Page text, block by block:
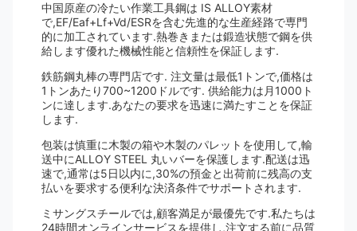
中国原産の冷たい作業工具鋼は IS ALLOY素材
で,EF/Eaf+Lf+Vd/ESRを含む先進的な生産経路で専門
的に加工されています.熱巻きまたは鍛造状態で鋼を供
給します優れた機械性能と信頼性を保証します.
鉄筋鋼丸棒の専門店です. 注文量は最低1トンで,価格は
1トンあたり700~1200ドルです. 供給能力は月1000ト
ンに達します.あなたの要求を迅速に満たすことを保証
します.
包装は慎重に木製の箱や木製のパレットを使用して,輸
送中にALLOY STEEL 丸いバーを保護します.配送は迅
速で,通常は5日以内に,30%の預金と出荷前に残高の支
払いを要求する便利な決済条件でサポートされます.
ミサングスチールでは,顧客満足が最優先です.私たちは
24時間オンラインサービスを提供し,注文する前に品質